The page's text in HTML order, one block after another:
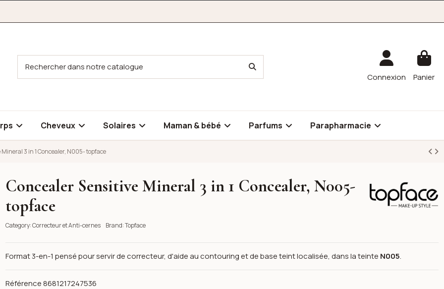
Connexion Panier
Cheveux Solaires Maman & bébé Parfums Parapharmacie
3 in 1 Concealer, N005- topface
Concealer, N005- topface Topface
Concealer Sensitive Mineral 3 in 1 Concealer, N005-
topface
Category:Correcteur et Anti-cernes Brand:Topface
Format 3-en-1 pensé pour servir de correcteur, d'aide au contouring et de base teint localisée, dans la teinte N005.
Référence 8681217247536